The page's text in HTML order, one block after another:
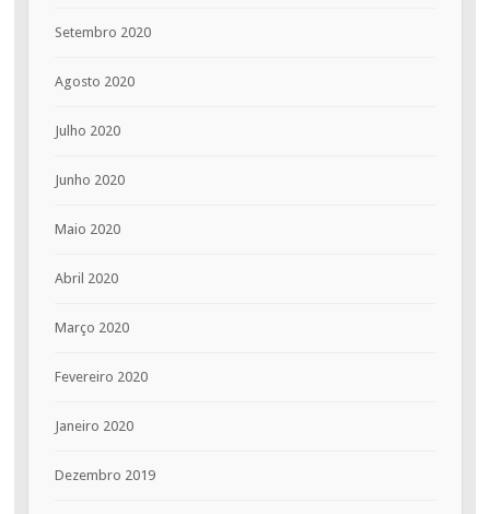
Setembro 2020
Agosto 2020
Julho 2020
Junho 2020
Maio 2020
Abril 2020
Março 2020
Fevereiro 2020
Janeiro 2020
Dezembro 2019